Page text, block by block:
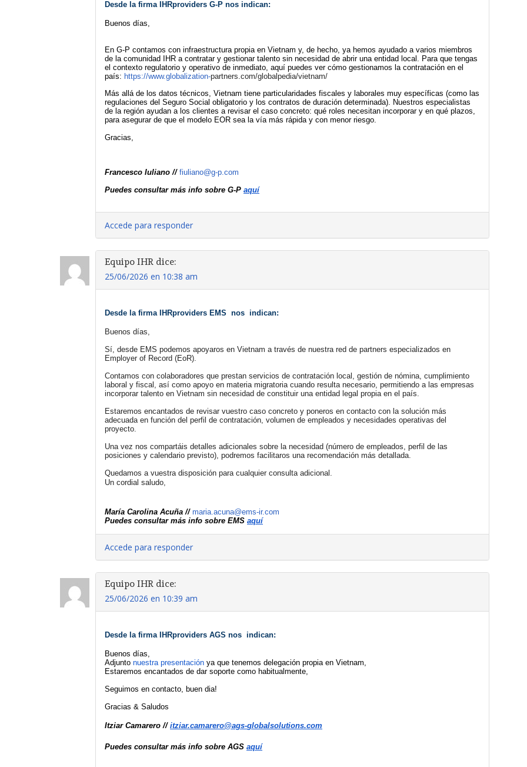
Desde la firma IHRproviders G-P nos indican:
Buenos días,
En G-P contamos con infraestructura propia en Vietnam y, de hecho, ya hemos ayudado a varios miembros
de la comunidad IHR a contratar y gestionar talento sin necesidad de abrir una entidad local. Para que tengas
el contexto regulatorio y operativo de inmediato, aquí puedes ver cómo gestionamos la contratación en el
país: https://www.globalization-partners.com/globalpedia/vietnam/
Más allá de los datos técnicos, Vietnam tiene particularidades fiscales y laborales muy específicas (como las
regulaciones del Seguro Social obligatorio y los contratos de duración determinada). Nuestros especialistas
de la región ayudan a los clientes a revisar el caso concreto: qué roles necesitan incorporar y en qué plazos,
para asegurar de que el modelo EOR sea la vía más rápida y con menor riesgo.
Gracias,
Francesco Iuliano // fiuliano@g-p.com
Puedes consultar más info sobre G-P aquí
Accede para responder
Equipo IHR dice:
25/06/2026 en 10:38 am
Desde la firma IHRproviders EMS  nos  indican:
Buenos días,
Sí, desde EMS podemos apoyaros en Vietnam a través de nuestra red de partners especializados en
Employer of Record (EoR).
Contamos con colaboradores que prestan servicios de contratación local, gestión de nómina, cumplimiento
laboral y fiscal, así como apoyo en materia migratoria cuando resulta necesario, permitiendo a las empresas
incorporar talento en Vietnam sin necesidad de constituir una entidad legal propia en el país.
Estaremos encantados de revisar vuestro caso concreto y poneros en contacto con la solución más
adecuada en función del perfil de contratación, volumen de empleados y necesidades operativas del
proyecto.
Una vez nos compartáis detalles adicionales sobre la necesidad (número de empleados, perfil de las
posiciones y calendario previsto), podremos facilitaros una recomendación más detallada.
Quedamos a vuestra disposición para cualquier consulta adicional.
Un cordial saludo,
María Carolina Acuña // maria.acuna@ems-ir.com
Puedes consultar más info sobre EMS aquí
Accede para responder
Equipo IHR dice:
25/06/2026 en 10:39 am
Desde la firma IHRproviders AGS nos  indican:
Buenos días,
Adjunto nuestra presentación ya que tenemos delegación propia en Vietnam
Estaremos encantados de dar soporte como habitualmente,
Seguimos en contacto, buen dia!
Gracias & Saludos
Itziar Camarero // itziar.camarero@ags-globalsolutions.com
Puedes consultar más info sobre AGS aquí